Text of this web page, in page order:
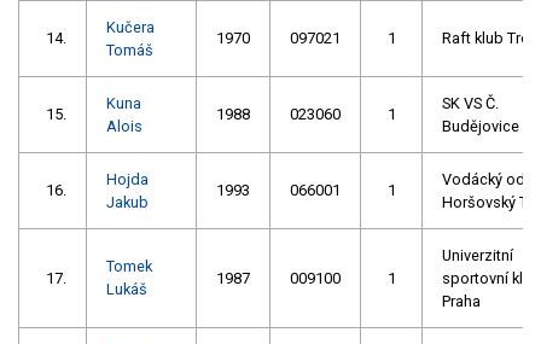
14.
Kučera
Tomáš
1970 097021 1 Raft klub Troja
15.
Kuna
Alois
1988 023060 1
SK VS Č.
Budějovice
16.
Hojda
Jakub
1993 066001 1
Vodácký oddíl
Horšovský
17.
Tomek
Lukáš
1987 009100 1
Univerzitní
sportovní klub
Praha